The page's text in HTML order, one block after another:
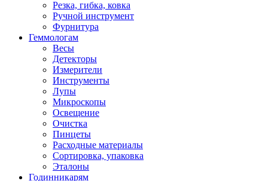
Резка, гибка, ковка
Ручной инструмент
Фурнитура
Геммологам
Весы
Детекторы
Измерители
Инструменты
Лупы
Микроскопы
Освещение
Очистка
Пинцеты
Расходные материалы
Сортировка, упаковка
Эталоны
Годинникарям